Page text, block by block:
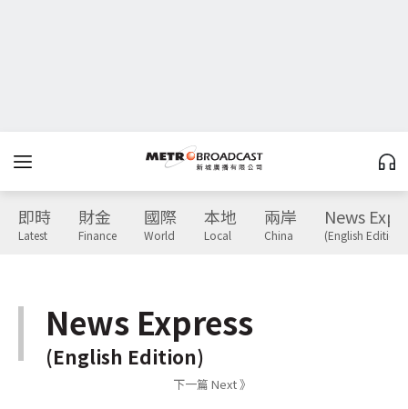
即時
Latest
財金
Finance
國際
World
本地
Local
兩岸
China
News
(English Edition)
News Express
(English Edition)
下一篇 Next 》